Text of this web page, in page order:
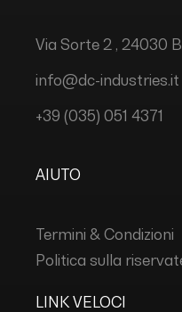
Via Sorte 2 , 24030
info@dc-industries.it
+39 (035) 051 4371
AIUTO
Termini & Condizioni
Politica sulla
LINK VELOCI